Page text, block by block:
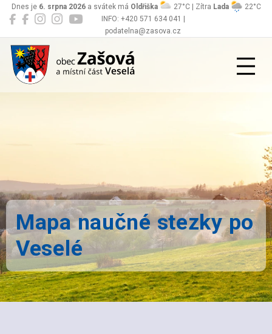
INFO: +420 571 634 041 |
podatelna@zasova.cz
Dnes je 6. srpna 2026a svátek má Oldřiška 27°C | Zítra Lada 22°C
Zašová
Mapa naučné stezky po
Veselé